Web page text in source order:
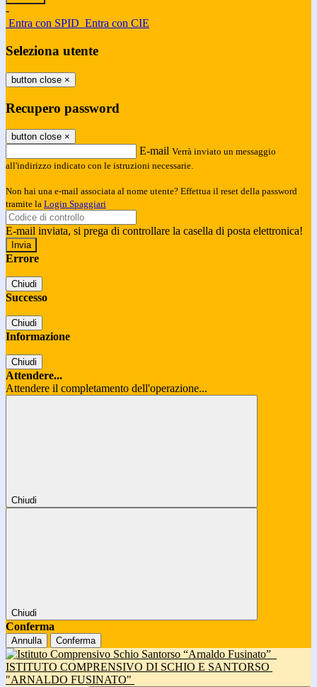
-
Entra con SPID Entra con CIE
Seleziona utente
button close ×
Recupero password
button close ×
E-mail Verrà inviato un messaggio
all'indirizzo indicato con le istruzioni necessarie.
Non hai una e-mail associata al nome utente? Effettua il reset della password
tramite la Login Spaggiari
E-mail inviata, si prega di controllare la casella di posta elettronica!
Errore
Chiudi
Successo
Chiudi
Informazione
Chiudi
Attendere...
Attendere il completamento dell'operazione...
Chiudi
Chiudi
Conferma
Annulla Conferma
ISTITUTO COMPRENSIVO DI SCHIO E SANTORSO
"ARNALDO FUSINATO"